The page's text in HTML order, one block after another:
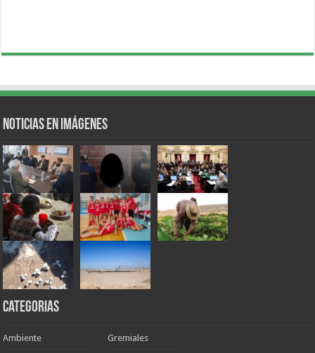
Noticias en Imágenes
Categorias
Ambiente Gremiales